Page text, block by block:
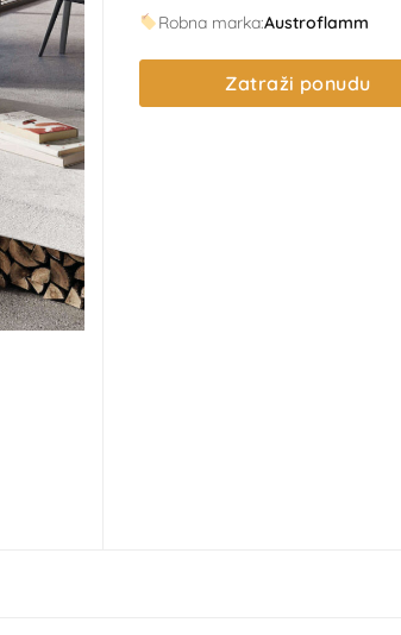
Robna marka:Austroflamm
Zatraži ponudu